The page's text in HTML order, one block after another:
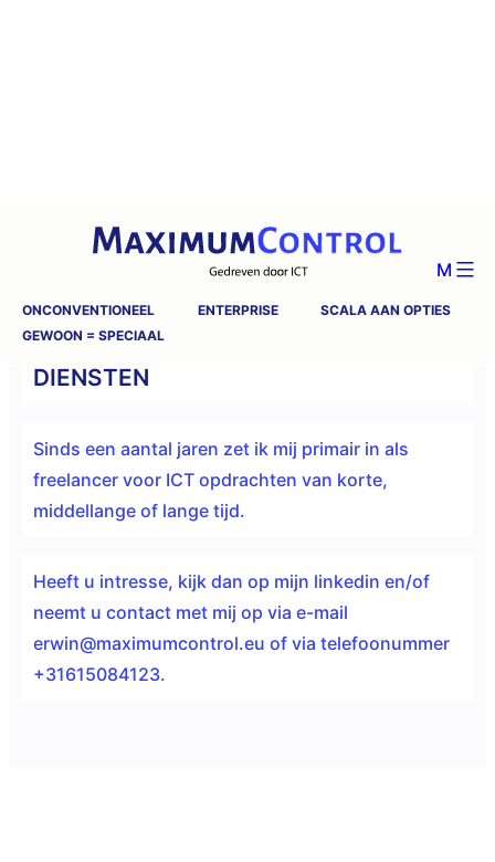
ONCONVENTIONEEL ENTERPRISE
SCALA AAN OPTIES
GEWOON = SPECIAAL
M
DIENSTEN
Sinds een aantal jaren zet ik mij primair in als
freelancer voor ICT opdrachten van korte,
middellange of lange tijd.
Heeft u intresse, kijk dan op mijn linkedin en/of
neemt u contact met mij op via e-mail
erwin@maximumcontrol.eu of via telefoonummer
+31615084123.